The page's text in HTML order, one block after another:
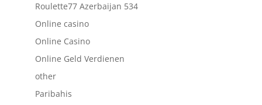
Roulette77 Azerbaijan 534
Online casino
Online Casino
Online Geld Verdienen
other
Paribahis